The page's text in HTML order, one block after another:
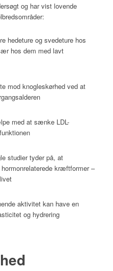
og har vist lovende
hedeture og svedeture hos
hos dem med lavt
mod knogleskørhed ved at
med at sænke LDL-
studier tyder på, at
kræftformer –
aktivitet kan have en
og hydrering